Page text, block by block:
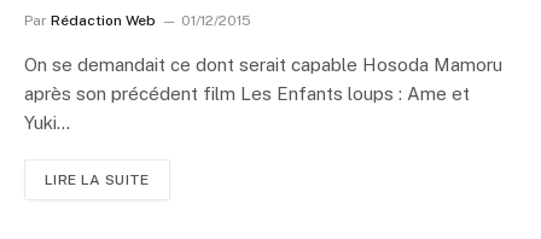
Par Rédaction Web 01/12/2015
On se demandait ce dont serait capable Hosoda Mamoru
après son précédent film Les Enfants loups : Ame et
Yuki…
LIRE LA SUITE